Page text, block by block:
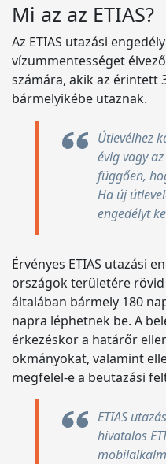
Mi az az ETIAS?
Az ETIAS utazási
vízummentességet
számára, akik az érintett
bármelyikébe utaznak.
Útlevélhez
évig vagy
függően,
Ha új
engedélyt
Érvényes ETIAS utazási
országok területére
általában bármely 180
napra léphetnek be. A
érkezéskor a határőr
okmányokat, valamint
megfelel-e a beutazási
ETIAS
hivatalos